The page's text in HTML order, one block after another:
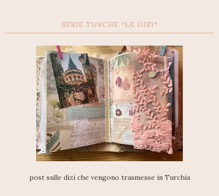
SERIE TURCHE *LE DIZI*
post sulle dizi che vengono trasmesse in Turchia